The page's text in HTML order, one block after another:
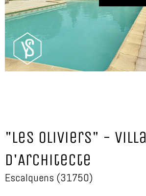
"Les Oliviers" - Villa
d'Architecte
Escalquens (31750)